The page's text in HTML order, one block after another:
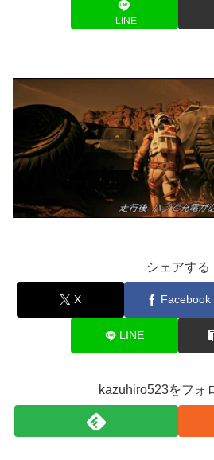
LINE
シェアする
X Facebook
LINE
kazuhiro523をフォ